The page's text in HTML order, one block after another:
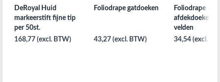
DeRoyal Huid
markeerstift fijne tip
per 50st.
168,77 (excl. BTW)
Foliodrape gatdoeken
43,27 (excl. BTW)
Foliodrape
afdekdoeken
velden
34,54 (excl.